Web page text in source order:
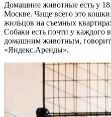
Домашние животные есть у
Москве. Чаще всего это
жильцов на съемных
Собаки есть почти у каждого
домашним животным,
«Яндекс.Аренды».